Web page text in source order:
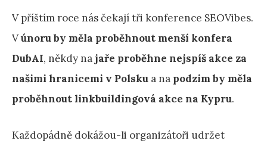
V příštím roce nás čekají tři konference SEOVibes.
Vúnoru by měla proběhnout menší konfera
DubAI, někdy najaře proběhne nejspíš akce za
našimi hranicemi v Polsku a na podzim by měla
proběhnout linkbuildingová akce na Kypru.
Každopádně dokážou-li organizátoři udržet